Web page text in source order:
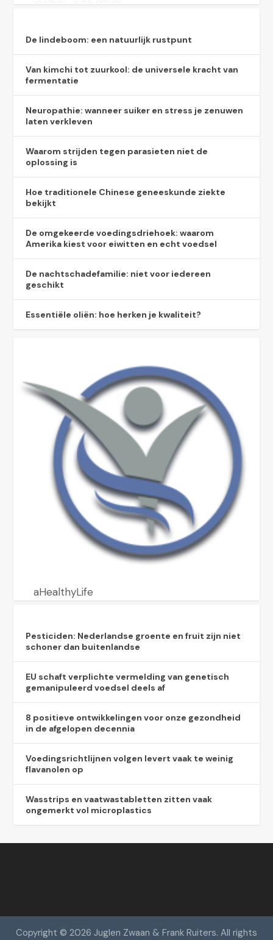
De lindeboom: een natuurlijk rustpunt
Van kimchi tot zuurkool: de universele kracht van
fermentatie
Neuropathie: wanneer suiker en stress je zenuwen
laten verkleven
Waarom strijden tegen parasieten niet de
oplossing is
Hoe traditionele Chinese geneeskunde ziekte
bekijkt
De omgekeerde voedingsdriehoek: waarom
Amerika kiest voor eiwitten en echt voedsel
De nachtschadefamilie: niet voor iedereen
geschikt
Essentiële oliën: hoe herken je kwaliteit?
aHealthyLife
Pesticiden: Nederlandse groente en fruit zijn niet
schoner dan buitenlandse
EU schaft verplichte vermelding van genetisch
gemanipuleerd voedsel deels af
8 positieve ontwikkelingen voor onze gezondheid
in de afgelopen decennia
Voedingsrichtlijnen volgen levert vaak te weinig
flavanolen op
Wasstrips en vaatwastabletten zitten vaak
ongemerkt vol microplastics
Copyright © 2026 Juglen Zwaan & Frank Ruiters. All rights